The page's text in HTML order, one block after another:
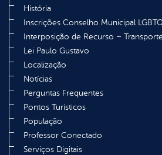
História
Inscrições Conselho Municipal
Interposição de Recurso –
Lei Paulo Gustavo
Localização
Notícias
Perguntas Frequentes
Pontos Turísticos
População
Professor Conectado
Serviços Digitais